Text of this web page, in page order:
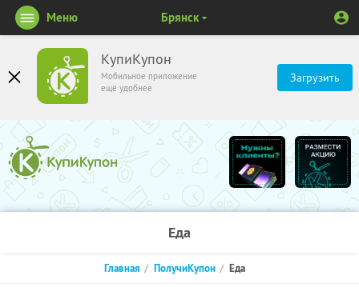
КупиКупон
Мобильное приложение
ещё удобнее
Загрузить
Меню Брянск
Еда
Главная ПолучиКупон Еда